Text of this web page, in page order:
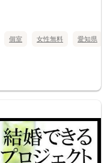
個室 女性無料 愛知県